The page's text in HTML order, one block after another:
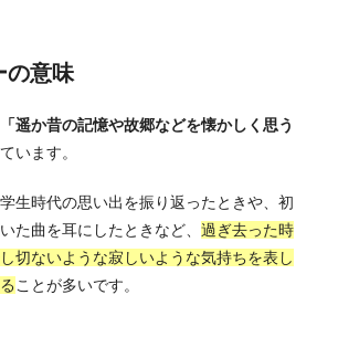
の意味
「遥か昔の記憶や故郷などを懐かしく思う
います。
生時代の思い出を振り返ったときや、初
た曲を耳にしたときなど、 過ぎ去った時
切ないような寂しいような気持ちを表し
ことが多いです。